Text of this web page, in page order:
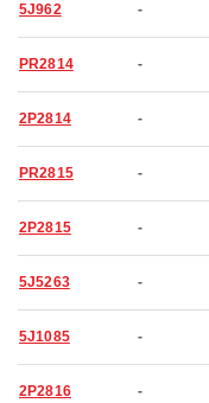
5J962 -
PR2814 -
2P2814 -
PR2815 -
2P2815 -
5J5263 -
5J1085 -
2P2816 -